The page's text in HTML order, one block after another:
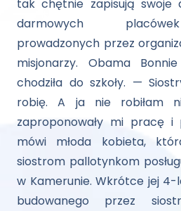
tak chętnie zapisują swoje
darmowych
prowadzonych przez
misjonarzy. Obama
chodziła do szkoły. —
robię. A ja nie robiłam
zaproponowały mi pracę i
mówi młoda kobieta,
siostrom pallotynkom
w Kamerunie. Wkrótce jej
budowanego przez